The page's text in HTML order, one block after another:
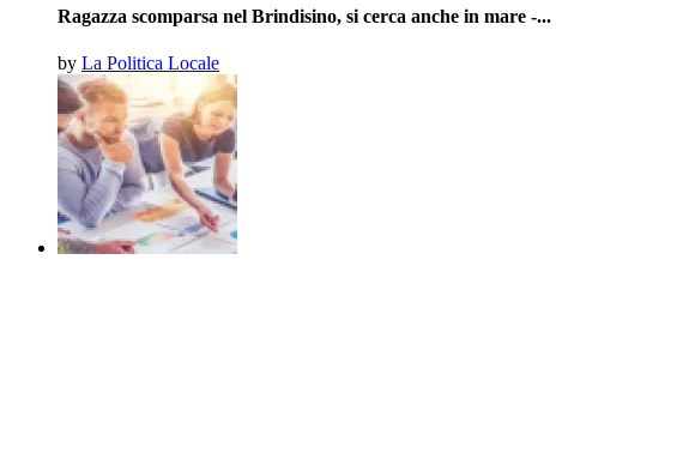
Ragazza scomparsa nel Brindisino, si cerca anche in mare -...
by La Politica Locale